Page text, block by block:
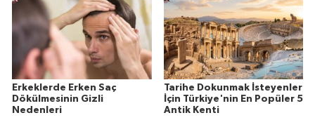
Erkeklerde Erken Saç
Dökülmesinin Gizli
Nedenleri
Tarihe Dokunmak İsteyenler
İçin Türkiye'nin En Popüler 5
Antik Kenti